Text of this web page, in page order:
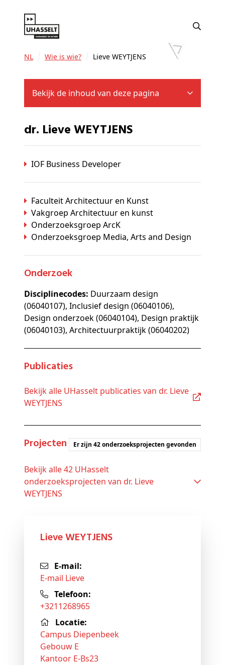
NL Wie is wie? Lieve WEYTJENS
Bekijk de inhoud van deze pagina
dr. Lieve WEYTJENS
IOF Business Developer
Faculteit Architectuur en Kunst
Vakgroep Architectuur en kunst
Onderzoeksgroep ArcK
Onderzoeksgroep Media, Arts and Design
Onderzoek
Disciplinecodes: Duurzaam design
(06040107), Inclusief design (06040106),
Design onderzoek (06040104), Design praktijk
(06040103), Architectuurpraktijk (06040202)
Publicaties
Bekijk alle UHasselt publicaties van dr. Lieve
WEYTJENS
Projecten Er zijn 42 onderzoeksprojecten gevonden
Bekijk alle 42 UHasselt
onderzoeksprojecten van dr. Lieve
WEYTJENS
Lieve WEYTJENS
E-mail:
E-mail Lieve
Telefoon:
+3211268965
Locatie:
Campus Diepenbeek
Gebouw E
Kantoor E-Bs23